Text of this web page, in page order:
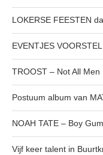
LOKERSE FEESTEN
EVENTJES
TROOST – Not All Men
Postuum album van
NOAH TATE – Boy Gum
Vijf keer talent in